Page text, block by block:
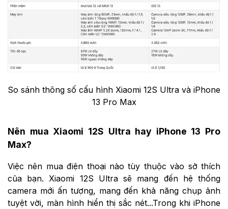
So sánh thông số cấu hình Xiaomi 12S Ultra và iPhone
13 Pro Max
Nên mua Xiaomi 12S Ultra hay iPhone 13 Pro
Max?
Việc nên mua điện thoại nào tùy thuộc vào sở thích
của bạn. Xiaomi 12S Ultra sẽ mang đến hệ thống
camera mới ấn tượng, mang đến khả năng chụp ảnh
tuyệt vời, màn hình hiển thị sắc nét...Trong khi iPhone